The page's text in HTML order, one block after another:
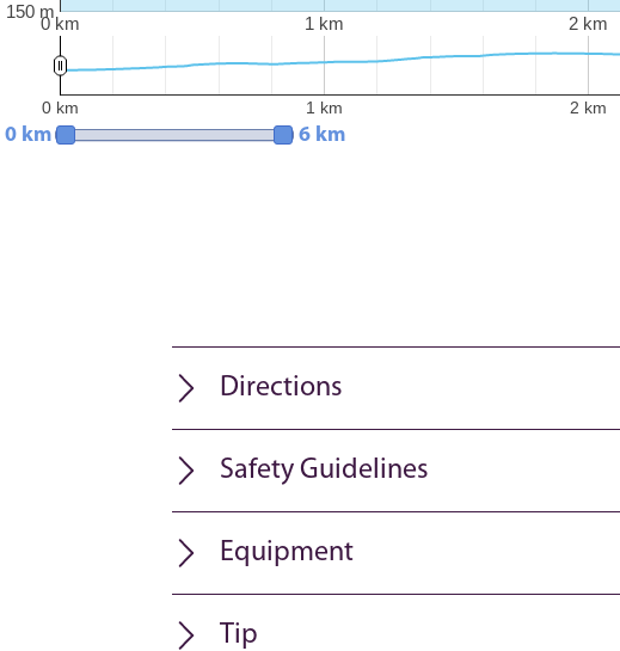
0 km 1 km 2 km
150 m
0 km 1 km 2 km
0 km 6 km
Directions
Safety Guidelines
Equipment
Tip